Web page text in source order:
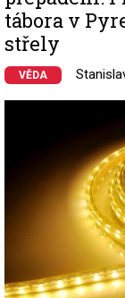
tábora v
střely
VĚDA